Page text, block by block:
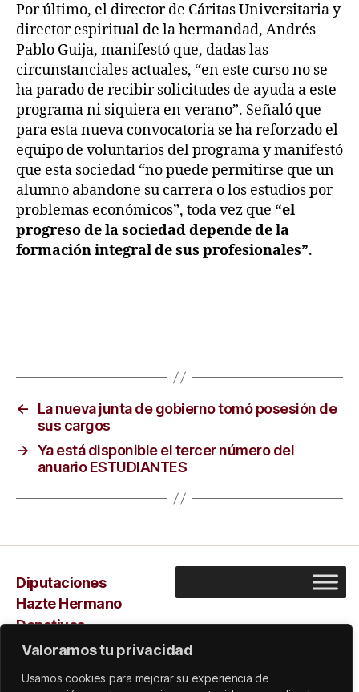
Valoramos tu privacidad
Usamos cookies para mejorar su experiencia de
Por último, el director de Cáritas Universitaria y
director espiritual de la hermandad, Andrés
Pablo Guija, manifestó que, dadas las
circunstanciales actuales, “en este curso no se
ha parado de recibir solicitudes de ayuda a este
programa ni siquiera en verano”. Señaló que
para esta nueva convocatoria se ha reforzado el
equipo de voluntarios del programa y manifestó
que esta sociedad “no puede permitirse que un
alumno abandone su carrera o los estudios por
problemas económicos”, toda vez que “el
progreso de la sociedad depende de la
formación integral de sus profesionales”.
←
La nueva junta de gobierno tomó posesión de
sus cargos
→ Ya está disponible el tercer número del
anuario ESTUDIANTES
Diputaciones
Hazte Hermano
Donativos
Capilla